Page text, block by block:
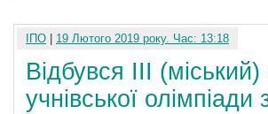
ІПО 19 Лютого 2019 року. Час: 13:18
Відбувся ІІІ
учнівської